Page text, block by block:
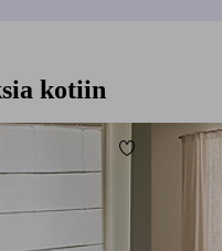
kotiin
Lisää
140160